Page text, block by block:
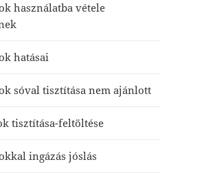
használatba vétele
hatásai
sóval tisztítása nem ajánlott
tisztítása-feltöltése
ingázás jóslás